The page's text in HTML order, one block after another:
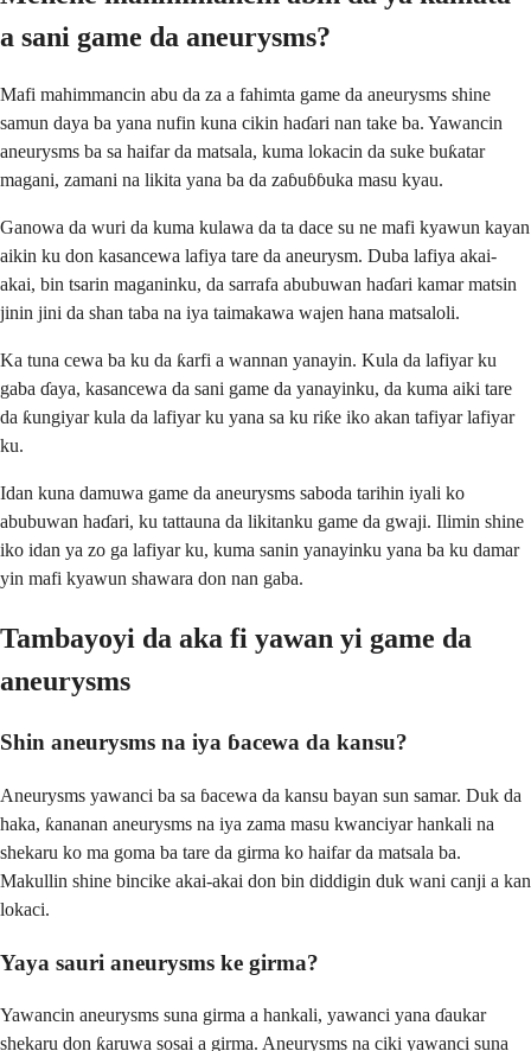
a sani game da aneurysms?
Mafi mahimmancin abu da za a fahimta game da aneurysms shine
samun daya ba yana nufin kuna cikin haɗari nan take ba. Yawancin
aneurysms ba sa haifar da matsala, kuma lokacin da suke buƙatar
magani, zamani na likita yana ba da zaɓuɓɓuka masu kyau.
Ganowa da wuri da kuma kulawa da ta dace su ne mafi kyawun kayan
aikin ku don kasancewa lafiya tare da aneurysm. Duba lafiya akai-
akai, bin tsarin maganinku, da sarrafa abubuwan haɗari kamar matsin
jinin jini da shan taba na iya taimakawa wajen hana matsaloli.
Ka tuna cewa ba ku da ƙarfi a wannan yanayin. Kula da lafiyar ku
gaba ɗaya, kasancewa da sani game da yanayinku, da kuma aiki tare
da ƙungiyar kula da lafiyar ku yana sa ku riƙe iko akan tafiyar lafiyar
ku.
Idan kuna damuwa game da aneurysms saboda tarihin iyali ko
abubuwan haɗari, ku tattauna da likitanku game da gwaji. Ilimin shine
iko idan ya zo ga lafiyar ku, kuma sanin yanayinku yana ba ku damar
yin mafi kyawun shawara don nan gaba.
Tambayoyi da aka fi yawan yi game da
aneurysms
Shin aneurysms na iya ɓacewa da kansu?
Aneurysms yawanci ba sa ɓacewa da kansu bayan sun samar. Duk da
haka, ƙananan aneurysms na iya zama masu kwanciyar hankali na
shekaru ko ma goma ba tare da girma ko haifar da matsala ba.
Makullin shine bincike akai-akai don bin diddigin duk wani canji a kan
lokaci.
Yaya sauri aneurysms ke girma?
Yawancin aneurysms suna girma a hankali, yawanci yana ɗaukar
shekaru don ƙaruwa sosai a girma. Aneurysms na ciki yawanci suna